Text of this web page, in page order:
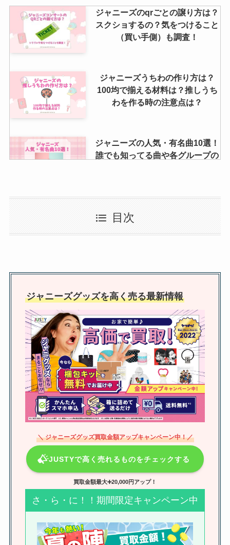
ジャニーズのqrごとの譲り方は？
スクショするの？気をつけること
（買い手側）も調査！
ジャニーズうちわの作り方は？
100均で揃える材料は？推しうち
わを作る時の注意点は？
ジャニーズの人気・有名曲10選！
誰でも知ってる曲や各グループの
じでも当たる？ ipアドレスを変え
る方法や端末を増やす等調査
アイドル生写真の買取相場は？買
め・秋葉原店舗など調査！
トイズキングの口コミは？買取不
可や売れるもの・査定時間など調
査！駿河屋との比較も
【芸能人】本名じゃないジャニー
ズは？過去に芸名を使ってた人
に？
snowmanメンバー同士キスを紹
介！いわふか・めめふかなどにキ
ス疑惑が浮上？
なにわ男子の年齢順【2024年最
目次
ジャニーズグッズを高く売る最新情報
＼ ジャニーズグッズ買取金額アップキャンペーン中！／
JUSTYで高く売れるものをチェックする
買取金額最大➕20,000円アップ！
さ・ら・に！！期間限定キャンペーン中